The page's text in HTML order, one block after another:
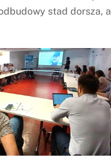
stad dorsza,